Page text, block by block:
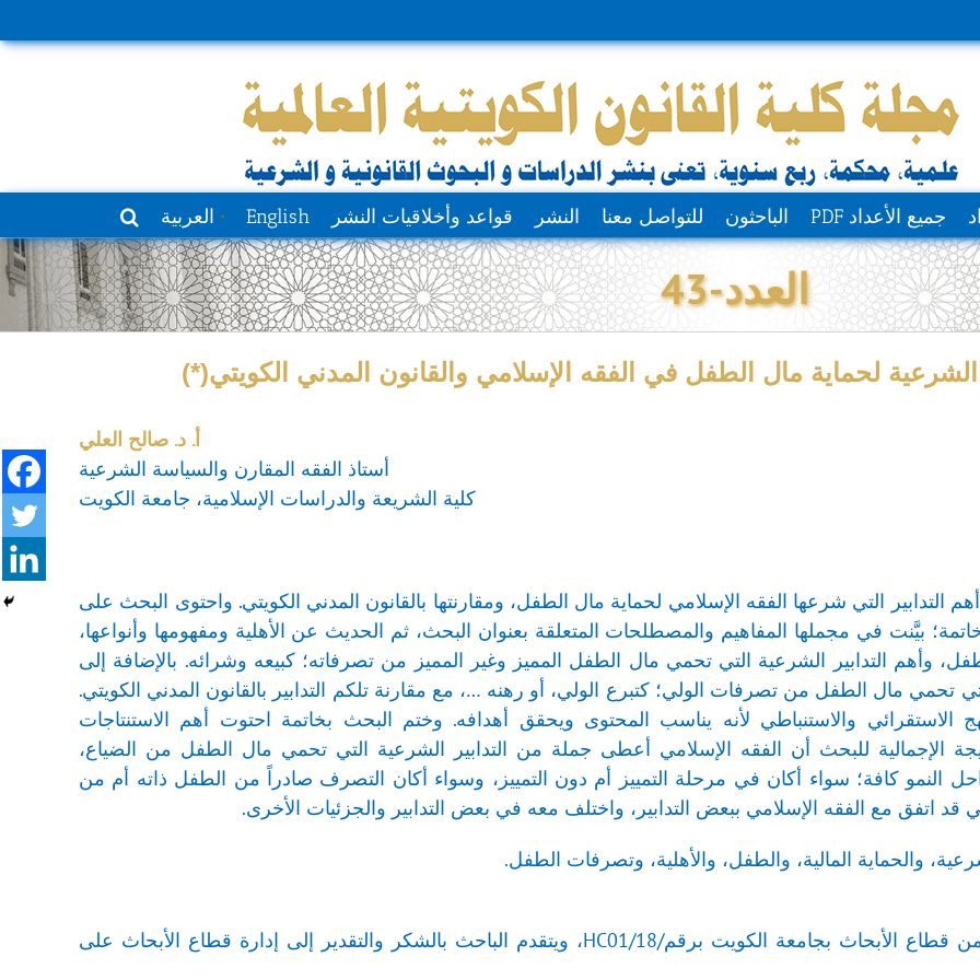
جميع الأعداد PDF الباحثون للتواصل معنا النشر قواعد وأخلاقيات النشر English العربية
العدد-43
الشرعية لحماية مال الطفل في الفقه الإسلامي والقانون المدني الكويتي(*)
أ. د. صالح العلي
أستاذ الفقه المقارن والسياسة الشرعية
كلية الشريعة والدراسات الإسلامية، جامعة الكويت
التدابير التي شرعها الفقه الإسلامي لحماية مال الطفل، ومقارنتها بالقانون المدني الكويتي. واحتوى البحث على
بيَّنت في مجملها المفاهيم والمصطلحات المتعلقة بعنوان البحث، ثم الحديث عن الأهلية ومفهومها وأنواعها،
وأهم التدابير الشرعية التي تحمي مال الطفل المميز وغير المميز من تصرفاته؛ كبيعه وشرائه. بالإضافة إلى
تحمي مال الطفل من تصرفات الولي؛ كتبرع الولي، أو رهنه …، مع مقارنة تلكم التدابير بالقانون المدني الكويتي.
الاستقرائي والاستنباطي لأنه يناسب المحتوى ويحقق أهدافه. وختم البحث بخاتمة احتوت أهم الاستنتاجات
الإجمالية للبحث أن الفقه الإسلامي أعطى جملة من التدابير الشرعية التي تحمي مال الطفل من الضياع،
النمو كافة؛ سواء أكان في مرحلة التمييز أم دون التمييز، وسواء أكان التصرف صادراً من الطفل ذاته أم من
قد اتفق مع الفقه الإسلامي ببعض التدابير، واختلف معه في بعض التدابير والجزئيات الأخرى.
والحماية المالية، والطفل، والأهلية، وتصرفات الطفل.
(*) هذا البحث مدعوم من قطاع الأبحاث بجامعة الكويت برقم/18/HC01، ويتقدم الباحث بالشكر والتقدير إلى إدارة قطاع الأبحاث على